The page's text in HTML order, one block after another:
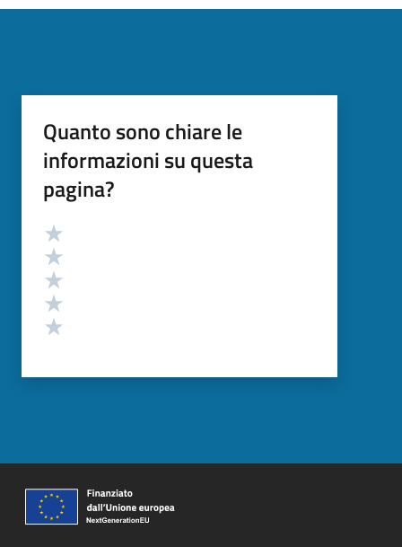
Quanto sono chiare le
informazioni su questa
pagina?
Valutazione